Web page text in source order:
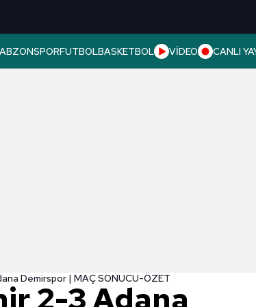
FUTBOLBASKETBOL VİDEO CANLI
Demirspor | MAÇ SONUCU-ÖZET
2-3 Adana